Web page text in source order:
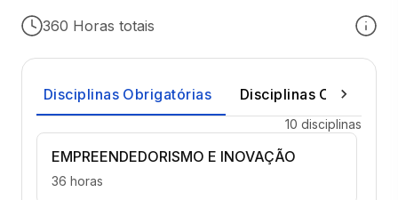
360 Horas totais
Disciplinas Obrigatórias Disciplinas Optativas
10 disciplinas
EMPREENDEDORISMO E INOVAÇÃO
36 horas